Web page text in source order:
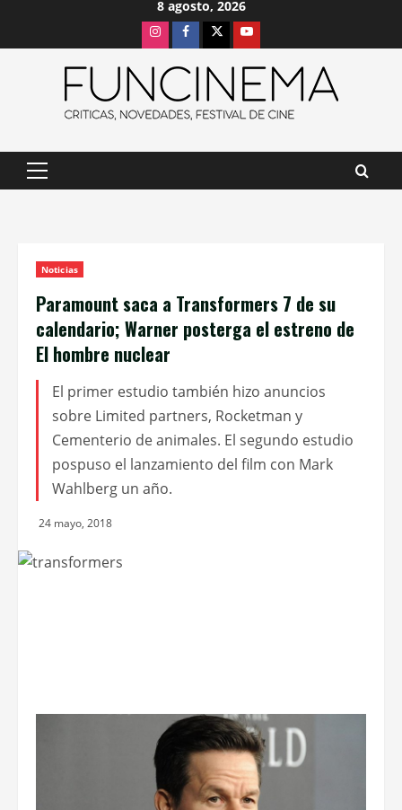
8 agosto, 2026
InstagramFacebook
X Youtube
Menú
Noticias
Paramount saca a Transformers 7 de su
calendario; Warner posterga el estreno de
El hombre nuclear
El primer estudio también hizo anuncios
sobre Limited partners, Rocketman y
Cementerio de animales. El segundo estudio
pospuso el lanzamiento del film con Mark
Wahlberg un año.
24 mayo, 2018